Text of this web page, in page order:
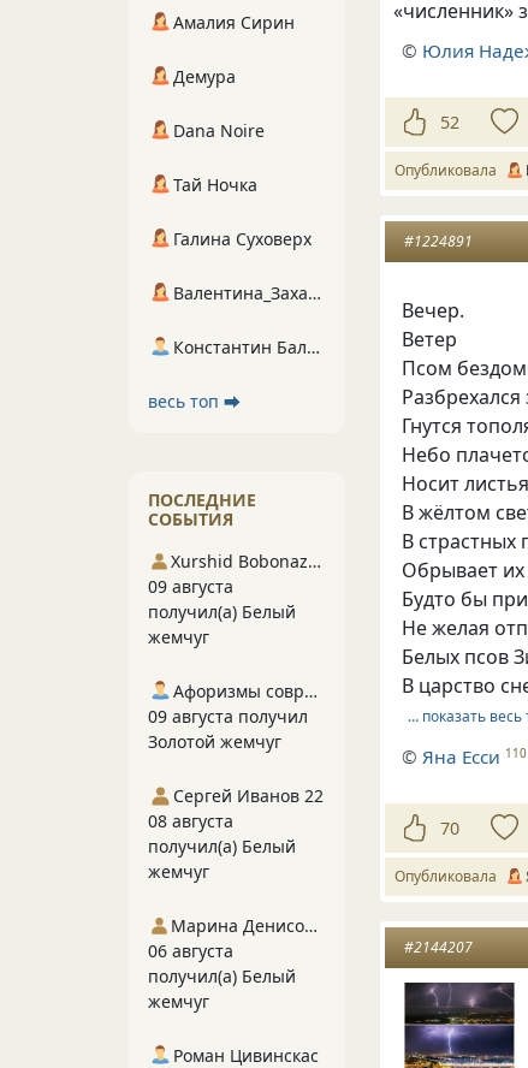
«численник»
© Юлия
52
Опубликовала
#1224891
Вечер.
Ветер
Псом
Гнутся
Небо
Носит
В жёлтом
В страстных
Обрывает их
Будто бы
Не желая
Белых псов
В царство
… показать весь
© Яна Есси 110
70
Опубликовала
#2144207
Амалия Сирин
Демура
Dana Noire
Тай Ночка
Галина Суховерх
Валентина_Захарова
Константин Балухта
весь топ ⮕
ПОСЛЕДНИЕ
СОБЫТИЯ
Xurshid Bobonazarov
09 августа
получил(а) Белый
жемчуг
Афоризмы современников
09 августа получил
Золотой жемчуг
Сергей Иванов 22
08 августа
получил(а) Белый
жемчуг
Марина Денисова 5
06 августа
получил(а) Белый
жемчуг
Роман Цивинскас